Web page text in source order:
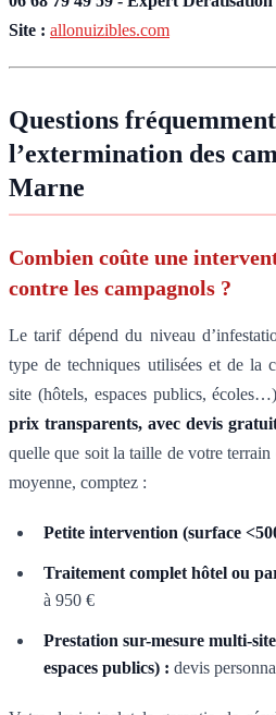
Site : allonuizibles.com
Questions
l’extermination des
Marne
Combien coûte une
contre les campagnols ?
Le tarif dépend du niveau
type de techniques utilisées et de la
site (hôtels, espaces publics,
prix transparents, avec devis
quelle que soit la taille de votre
moyenne, comptez :
Petite intervention (surface
Traitement complet hôtel ou
à 950 €
Prestation sur-mesure multi-
espaces publics) : devis